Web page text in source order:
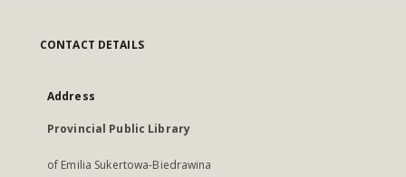
CONTACT DETAILS
Address
Provincial Public Library
of Emilia Sukertowa-Biedrawina